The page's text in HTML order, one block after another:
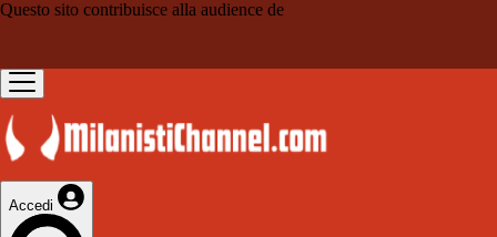
Questo sito contribuisce alla audience de
Accedi